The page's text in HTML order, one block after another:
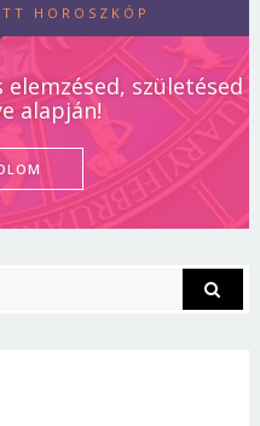
HOROSZKÓP
születésed
alapján!